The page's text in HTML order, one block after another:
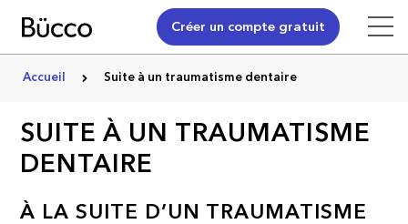
Créer un compte gratuit
Accueil Suite à un traumatisme dentaire
SUITE À UN TRAUMATISME
DENTAIRE
À LA SUITE D’UN TRAUMATISME